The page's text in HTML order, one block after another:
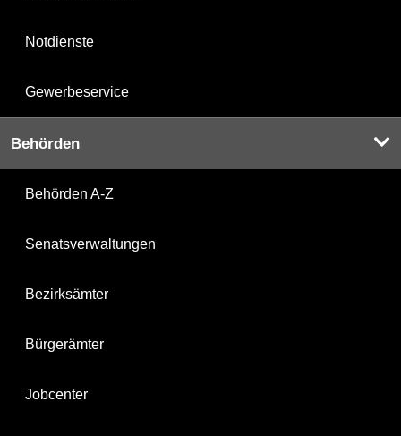
Notdienste
Gewerbeservice
Behörden
Behörden A-Z
Senatsverwaltungen
Bezirksämter
Bürgerämter
Jobcenter